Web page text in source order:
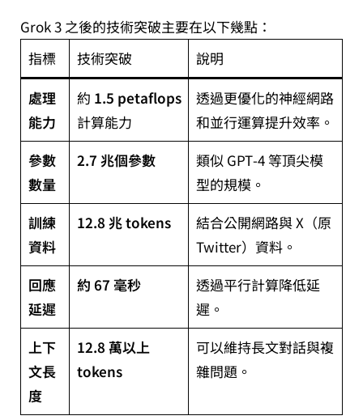
Grok 3 之後的技術突破主要在以下幾點：
指標
技術突破
說明
處理
能力
約 1.5 petaflops
計算能力
透過更優化的神經網路
和並行運算提升效率。
參數
數量
2.7 兆個參數
類似 GPT‑4 等頂尖模
型的規模。
訓練
資料
12.8 兆 tokens
結合公開網路與 X（原
Twitter）資料。
回應
延遲
約 67 毫秒
透過平行計算降低延
遲。
上下
文長
度
12.8 萬以上
tokens
可以維持長文對話與複
雜問題。